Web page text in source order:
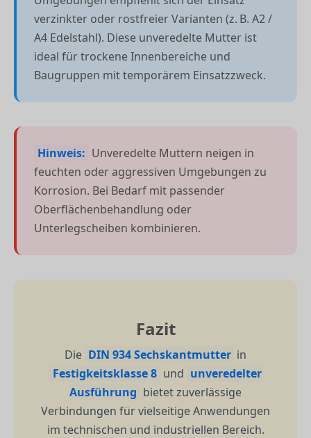
verzinkter oder rostfreier Varianten (z. B. A2 /
A4 Edelstahl). Diese unveredelte Mutter ist
ideal für trockene Innenbereiche und
Baugruppen mit temporärem Einsatzzweck.
Hinweis: Unveredelte Muttern neigen in
feuchten oder aggressiven Umgebungen zu
Korrosion. Bei Bedarf mit passender
Oberflächenbehandlung oder
Unterlegscheiben kombinieren.
Fazit
Die DIN 934 Sechskantmutter in
Festigkeitsklasse 8 und unveredelter
Ausführung bietet zuverlässige
Verbindungen für vielseitige Anwendungen
im technischen und industriellen Bereich.